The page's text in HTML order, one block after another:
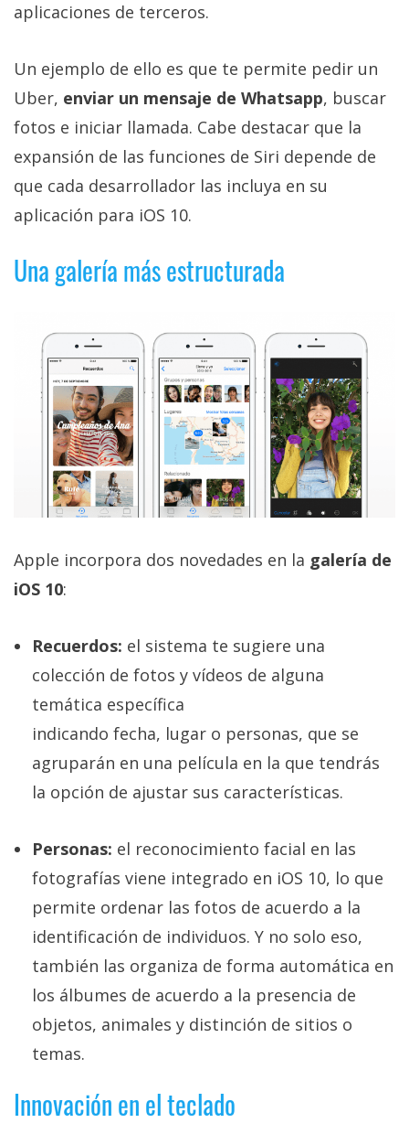
aplicaciones de terceros.
Un ejemplo de ello es que te permite pedir un
Uber, enviar un mensaje de Whatsapp, buscar
fotos e iniciar llamada. Cabe destacar que la
expansión de las funciones de Siri depende de
que cada desarrollador las incluya en su
aplicación para iOS 10.
Una galería más estructurada
Apple incorpora dos novedades en la galería de
iOS 10:
Recuerdos: el sistema te sugiere una
colección de fotos y vídeos de alguna
temática específica
indicando fecha, lugar o personas, que se
agruparán en una película en la que tendrás
la opción de ajustar sus características.
Personas: el reconocimiento facial en las
fotografías viene integrado en iOS 10, lo que
permite ordenar las fotos de acuerdo a la
identificación de individuos. Y no solo eso,
también las organiza de forma automática en
los álbumes de acuerdo a la presencia de
objetos, animales y distinción de sitios o
temas.
Innovación en el teclado